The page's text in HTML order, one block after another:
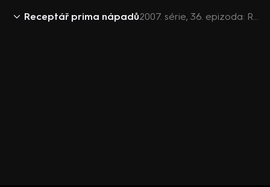
Receptář prima nápadů 2007. série, 36. epizoda: Receptář prima nápadů 2007 (36)